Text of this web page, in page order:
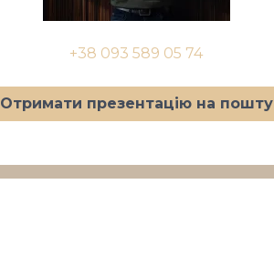
+38 093 589 05 74
Отримати презентацію на пошту